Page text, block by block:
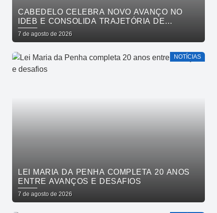
CABEDELO CELEBRA NOVO AVANÇO NO
IDEB E CONSOLIDA TRAJETÓRIA DE
CRESCIMENTO NA EDUCAÇÃO PÚBLICA
7 de agosto de 2026
NOTÍCIAS
LEI MARIA DA PENHA COMPLETA 20 ANOS
ENTRE AVANÇOS E DESAFIOS
7 de agosto de 2026